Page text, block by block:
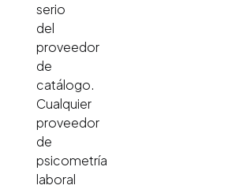
serio
del
proveedor
de
catálogo.
Cualquier
proveedor
de
psicometría
laboral